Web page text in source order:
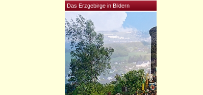
Das Erzgebirge in Bildern